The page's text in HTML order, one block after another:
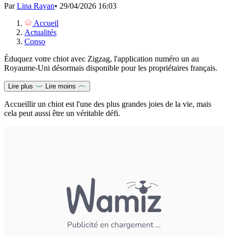
ParLina Rayan• 29/04/2026 16:03
Accueil
Actualités
Conso
Éduquez votre chiot avec Zigzag, l'application numéro un au
Royaume-Uni désormais disponible pour les propriétaires français.
Lire plus Lire moins
Accueillir un chiot est l'une des plus grandes joies de la vie, mais
cela peut aussi être un véritable défi.